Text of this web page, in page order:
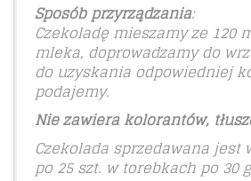
Sposób przyrządzania:
Czekoladę mieszamy ze 120
mleka, doprowadzamy do
do uzyskania odpowiedniej
podajemy.
Nie zawiera kolorantów,
Czekolada sprzedawana jest
po 25 szt. w torebkach po 30